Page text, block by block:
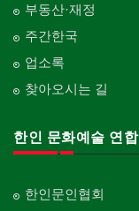
부동산·재정
주간한국
업소록
찾아오시는 길
한인 문화예술 연합
한인문인협회